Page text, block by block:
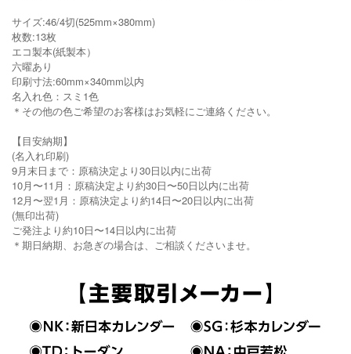
サイズ:46/4切(525mm×380mm)
枚数:13枚
エコ製本(紙製本）
六曜あり
印刷寸法:60mm×340mm以内
名入れ色：スミ1色
＊その他の色ご希望のお客様はお気軽にご連絡ください。
【目安納期】
(名入れ印刷)
9月末日まで：原稿決定より30日以内に出荷
10月〜11月：原稿決定より約30日〜50日以内に出荷
12月〜翌1月：原稿決定より約14日〜20日以内に出荷
(無印出荷)
ご発注より約10日〜14日以内に出荷
＊期日納期、お急ぎの場合は、ご相談くださいませ。